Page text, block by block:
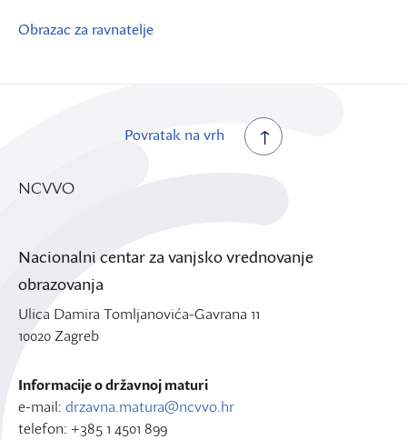
Obrazac za ravnatelje
Povratak na vrh
NCVVO
Nacionalni centar za vanjsko vrednovanje
obrazovanja
Ulica Damira Tomljanovića-Gavrana 11
10020 Zagreb
Informacije o državnoj maturi
e-mail: drzavna.matura@ncvvo.hr
telefon: +385 1 4501 899